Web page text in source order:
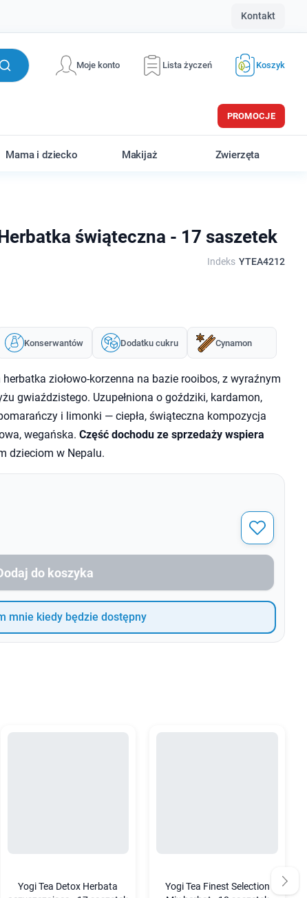
Kontakt
Moje konto Lista życzeń Koszyk
PROMOCJE
Mama i dziecko Makijaż Zwierzęta
świąteczna - 17 saszetek
Indeks YTEA4212
Konserwantów Dodatku cukru Cynamon
ziołowo-korzenna na bazie rooibos, z wyraźnym
gwiaździstego. Uzupełniona o goździki, kardamon,
i limonki — ciepła, świąteczna kompozycja
wegańska. Część dochodu ze sprzedaży wspiera
dzieciom w Nepalu.
do koszyka
mnie kiedy będzie dostępny
Yogi Tea Detox Herbata
Yogi Tea Finest Selection